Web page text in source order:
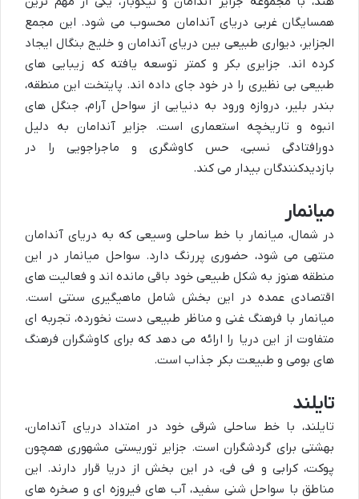
همسایگان غربی دریای آندامان محسوب می شود. این مجمع
الجزایر، دیواری طبیعی بین دریای آندامان و خلیج بنگال ایجاد
کرده اند. جزایری بکر و کمتر توسعه یافته که زیبایی های
طبیعی بی نظیری را در خود جای داده اند. پایتخت این منطقه،
بندر بلیر، دروازه ورود به دنیایی از سواحل آرام، جنگل های
انبوه و تاریخچه استعماری است. جزایر آندامان به دلیل
دورافتادگی نسبی، حس کاوشگری و ماجراجویی را در
بازدیدکنندگان بیدار می کند.
میانمار
در شمال، میانمار با خط ساحلی وسیعی که به دریای آندامان
منتهی می شود، حضوری پررنگ دارد. سواحل میانمار در این
منطقه هنوز به شکل طبیعی خود باقی مانده اند و فعالیت های
اقتصادی عمده در این بخش شامل ماهیگیری سنتی است.
میانمار با فرهنگ غنی و مناظر طبیعی دست نخورده، تجربه ای
متفاوت از این دریا را ارائه می دهد که برای کاوشگران فرهنگ
های بومی و طبیعت بکر جذاب است.
تایلند
تایلند، با خط ساحلی شرقی خود در امتداد دریای آندامان،
بهشتی برای گردشگران است. جزایر توریستی مشهوری همچون
پوکت، کرابی و فی فی، در این بخش از دریا قرار دارند. این
مناطق با سواحل شنی سفید، آب های فیروزه ای و صخره های